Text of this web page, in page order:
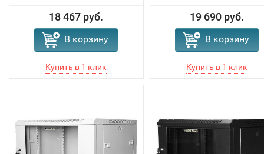
18 467 руб.
В корзину
19 690 руб.
В корзину